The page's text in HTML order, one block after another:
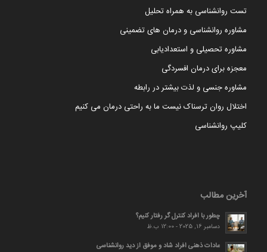
تست روانشناسی به همراه تحلیل
مشاوره روانشناسی و درمان های تضمینی
مشاوره تحصیلی و استعدادیابی
معجزه برای درمان افسردگی
مشاوره جنسی و لذت بیشتر در رابطه
اختلال روان ترسناک نیست ما به راحتی درمان می کنیم
کلیپ روانشناسی
آخرین مطالب
چطور با افراد کنترل گر رفتار کنیم؟
دسامبر 16, 2025 - 12:00 ب.ظ
عادات ذهنی افراد شاد و موفق از دید روانشناسی